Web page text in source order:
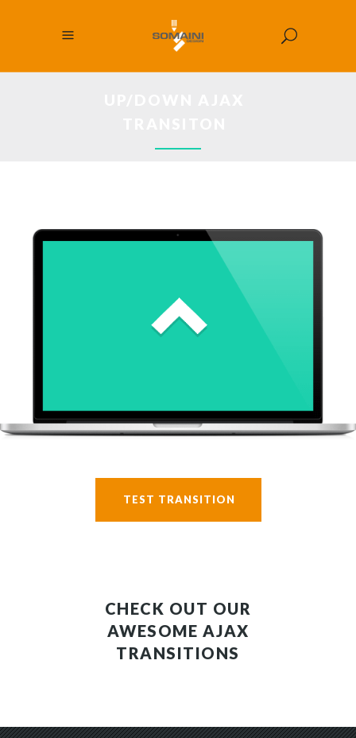
TEST TRANSITION
CHECK OUT OUR
AWESOME AJAX
TRANSITIONS